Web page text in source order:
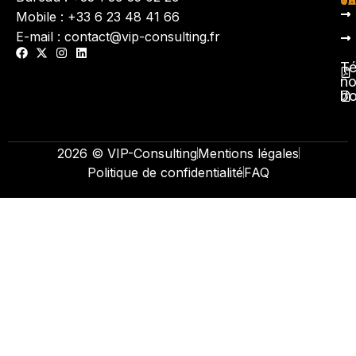
Mobile : +33 6 23 48 41 66
E-mail : contact@vip-consulting.fr
2026 © VIP-ConsultingMentions légales
Politique de confidentialitéFAQ